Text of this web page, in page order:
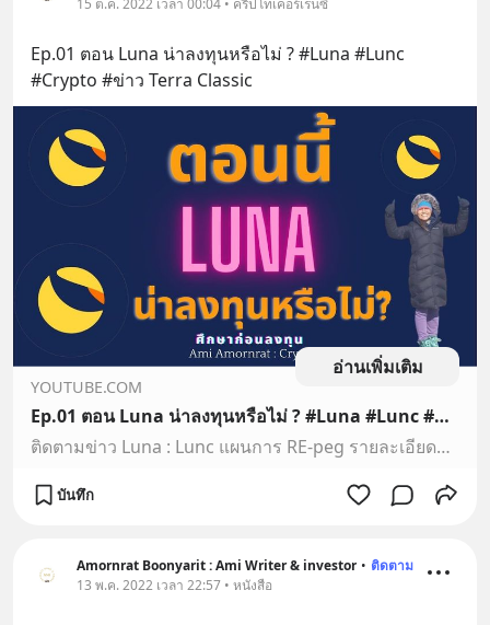
Ep.01 ตอน Luna น่าลงทุนหรือไม่ ? #Luna #Lunc
#Crypto #ข่าว Terra Classic
อ่านเพิ่มเติม
YOUTUBE.COM
Ep.01 ตอน Luna น่าลงทุนหรือไม่ ? #Luna #Lunc #Crypto #ข่าว Terra Classic
ติดตามข่าว Luna : Lunc แผนการ RE-peg รายละเอียดตามลิงค์นี้คะ (ฉบับภาษาอังกฤษ)https://docsend.com/view/xzkdhwsevguhfx38ช่องนี้ ติดตามแบ่งปันข่าวความรู้เรื่อ...
บันทึก
Amornrat Boonyarit : Ami Writer & investor • ติดตาม
13 พ.ค. 2022 เวลา 22:57 • หนังสือ